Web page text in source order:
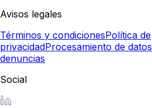
Avisos legales
Términos y condicionesPolítica de
privacidadProcesamiento de datos
denuncias
Social